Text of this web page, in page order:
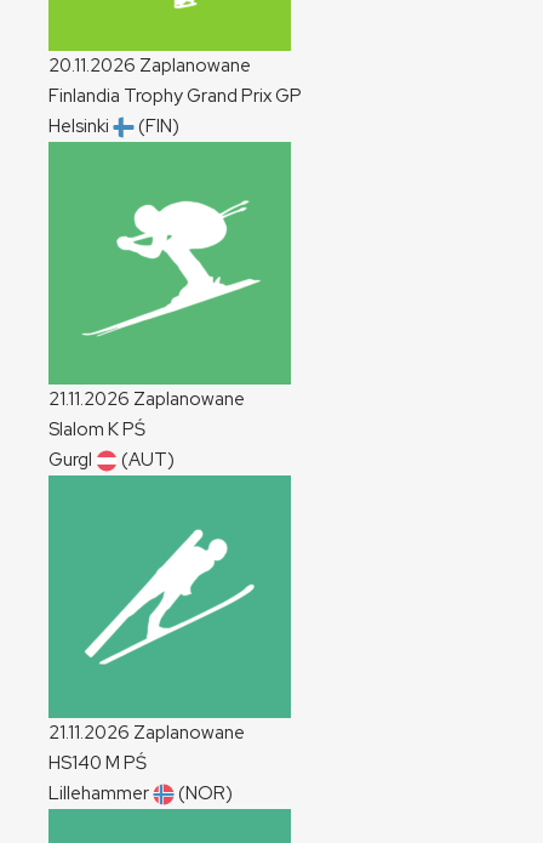
20.11.2026 Zaplanowane
Finlandia Trophy Grand PrixGP
Helsinki
(FIN)
21.11.2026 Zaplanowane
Slalom KPŚ
Gurgl
(AUT)
21.11.2026 Zaplanowane
HS140 M PŚ
Lillehammer
(NOR)